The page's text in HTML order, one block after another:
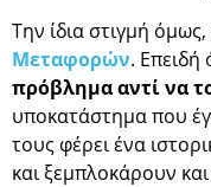
Την ίδια στιγμή
Μεταφορών.
πρόβλημα αντί να
υποκατάστημα που
τους φέρει ένα
και ξεμπλοκάρουν